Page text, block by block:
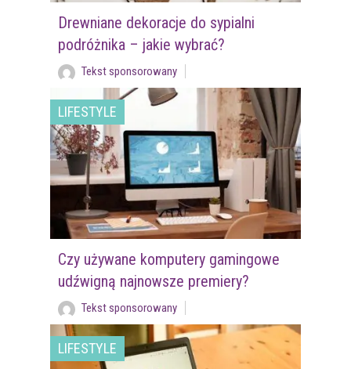
Drewniane dekoracje do sypialni
podróżnika – jakie wybrać?
Tekst sponsorowany
LIFESTYLE
Czy używane komputery gamingowe
udźwigną najnowsze premiery?
Tekst sponsorowany
LIFESTYLE